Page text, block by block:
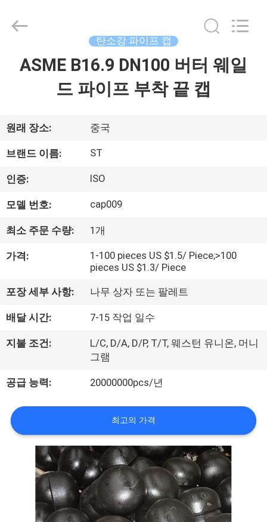
품
소
개
상
VR
쇼
소
Fittings
Group
Reserved.
탄소강 파이프 캡
ASME B16.9 DN100 버터 웨일
드 파이프 부착 끝 캡
원래 장소: 중국
브랜드 이름: ST
인증: ISO
모델 번호: cap009
최소 주문 수량: 1개
가격:
1-100 pieces US $1.5/ Piece;>100
pieces US $1.3/ Piece
포장 세부 사항: 나무 상자 또는 팔레트
배달 시간: 7-15 작업 일수
지불 조건:
L/C, D/A, D/P, T/T, 웨스턴 유니온, 머니
그램
공급 능력: 20000000pcs/년
최고의 가격